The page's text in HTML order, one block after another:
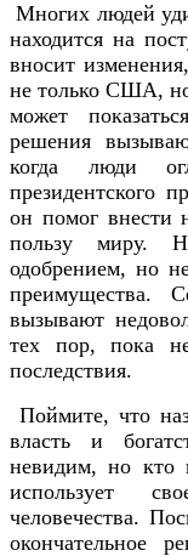
Многих людей
находится на
вносит
не только США,
может
решения
когда люди
президентского
он помог внести
пользу миру.
одобрением, но
преимущества.
вызывают
тех пор, пока
последствия.
Поймите, что
власть и
невидим, но кто
использует
человечества.
окончательное